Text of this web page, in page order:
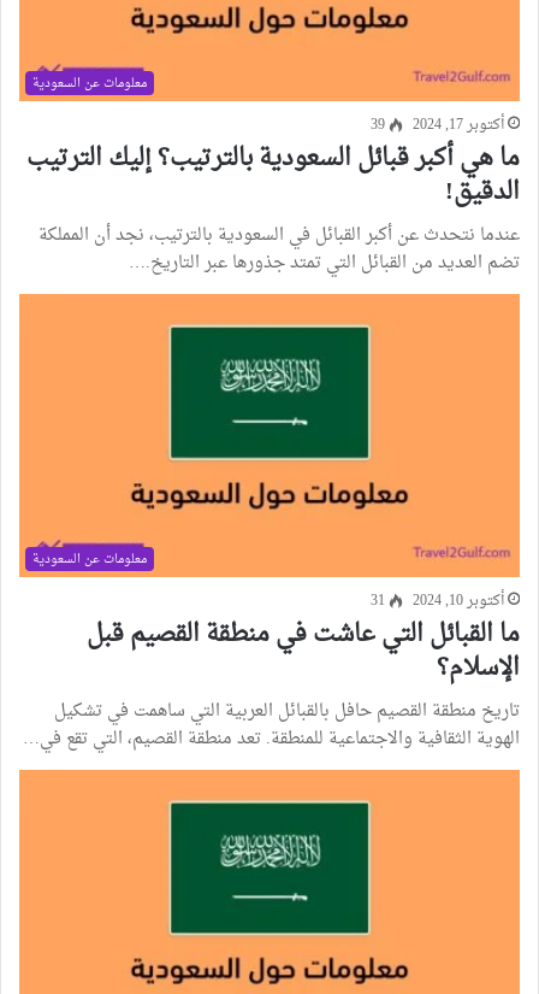
معلومات عن السعودية
أكتوبر 17, 2024 39
ما هي أكبر قبائل السعودية بالترتيب؟ إليك الترتيب
الدقيق!
عندما نتحدث عن أكبر القبائل في السعودية بالترتيب، نجد أن المملكة
تضم العديد من القبائل التي تمتد جذورها عبر التاريخ.…
معلومات عن السعودية
أكتوبر 10, 2024 31
ما القبائل التي عاشت في منطقة القصيم قبل
الإسلام؟
تاريخ منطقة القصيم حافل بالقبائل العربية التي ساهمت في تشكيل
الهوية الثقافية والاجتماعية للمنطقة. تعد منطقة القصيم، التي تقع في…